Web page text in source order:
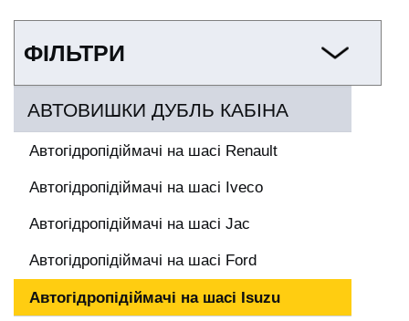
ФІЛЬТРИ
АВТОВИШКИ ДУБЛЬ КАБІНА
Автогідропідіймачі на шасі Renault
Автогідропідіймачі на шасі Iveco
Автогідропідіймачі на шасі Jac
Автогідропідіймачі на шасі Ford
Автогідропідіймачі на шасі Isuzu